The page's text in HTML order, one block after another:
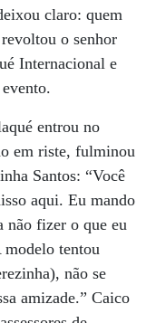
claro: quem
o senhor
Internacional e
entrou no
em riste, fulminou
Santos: “Você
aqui. Eu mando
não fizer o que eu
modelo tentou
não se
amizade.” Caico